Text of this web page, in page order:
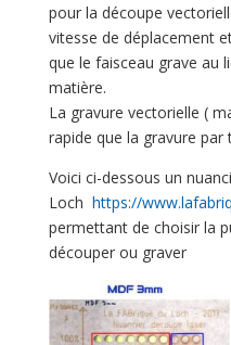
pour la découpe
vitesse de déplacement
que le faisceau grave au
matière.
La gravure vectorielle (
rapide que la gravure par
Voici ci-dessous un
Loch https://
permettant de choisir la
découper ou graver